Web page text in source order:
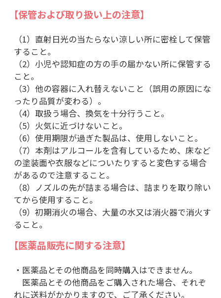
【保管および取り扱い上の注意】
（1）直射日光の当たらない涼しい所に密栓して保管
すること。
（2）小児や認知症の方の手の届かない所に保管する
こと。
（3）他の容器に入れ替えないこと（誤用の原因にな
ったり品質が変わる）。
（4）取扱う場合、換気を十分行うこと。
（5）火気に近づけないこと。
（6）使用期限が過ぎた製品は、使用しないこと。
（7）本剤はアルコールを含有しているため、床など
の塗装面や衣服などについたりすると変色する場合
があるので注意すること。
（8）ノズルの先が詰まる場合は、詰まりを取り除い
てから使用すること。
（9）初期消火の場合、大量の水又は消火器で消火す
ること。
【医薬品販売に関する注意】
・医薬品とその他商品を同時購入はできません。
医薬品とその他商品をご購入された場合、それぞ
れに送料がかかりますので、ご了承ください。